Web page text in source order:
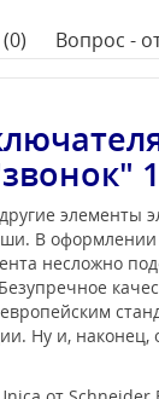
Вопрос -
элементы
В
несложно
Ну и, наконец,